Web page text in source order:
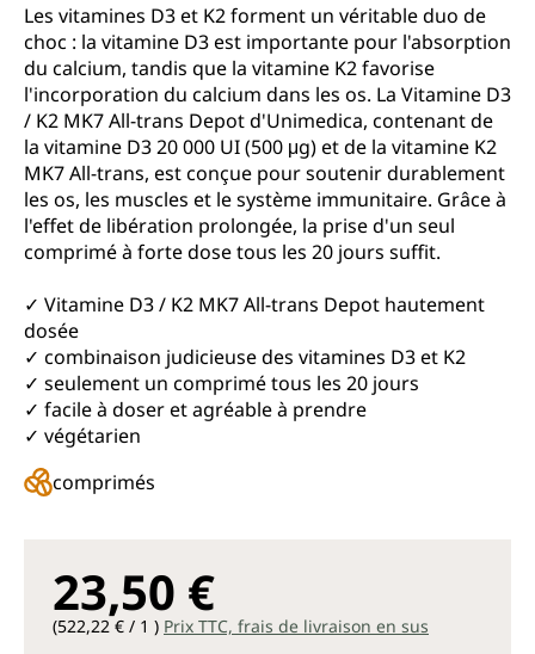
Les vitamines D3 et K2 forment un véritable duo de
choc : la vitamine D3 est importante pour l'absorption
du calcium, tandis que la vitamine K2 favorise
l'incorporation du calcium dans les os. La Vitamine D3
/ K2 MK7 All-trans Depot d'Unimedica, contenant de
la vitamine D3 20 000 UI (500 μg) et de la vitamine K2
MK7 All-trans, est conçue pour soutenir durablement
les os, les muscles et le système immunitaire. Grâce à
l'effet de libération prolongée, la prise d'un seul
comprimé à forte dose tous les 20 jours suffit.
✓ Vitamine D3 / K2 MK7 All-trans Depot hautement
dosée
✓ combinaison judicieuse des vitamines D3 et K2
✓ seulement un comprimé tous les 20 jours
✓ facile à doser et agréable à prendre
✓ végétarien
comprimés
23,50 €
(522,22 € / 1 ) Prix TTC, frais de livraison en sus